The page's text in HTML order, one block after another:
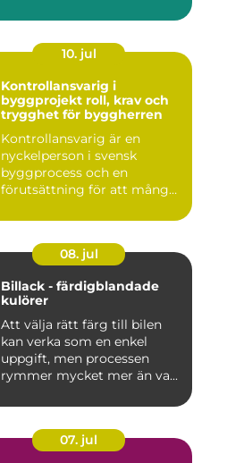
10. jul
Kontrollansvarig i
byggprojekt roll, krav och
trygghet för byggherren
Kontrollansvarig är en
nyckelperson i svensk
byggprocess och en
förutsättning för att många
08. jul
Billack - färdigblandade
kulörer
Att välja rätt färg till bilen
kan verka som en enkel
uppgift, men processen
rymmer mycket mer än va...
07. jul